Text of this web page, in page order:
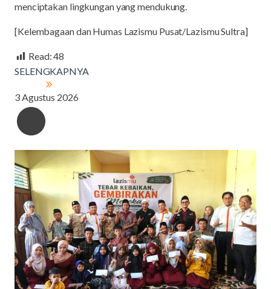
menciptakan lingkungan yang mendukung.
[Kelembagaan dan Humas Lazismu Pusat/Lazismu Sultra]
Read:48
SELENGKAPNYA
3 Agustus 2026